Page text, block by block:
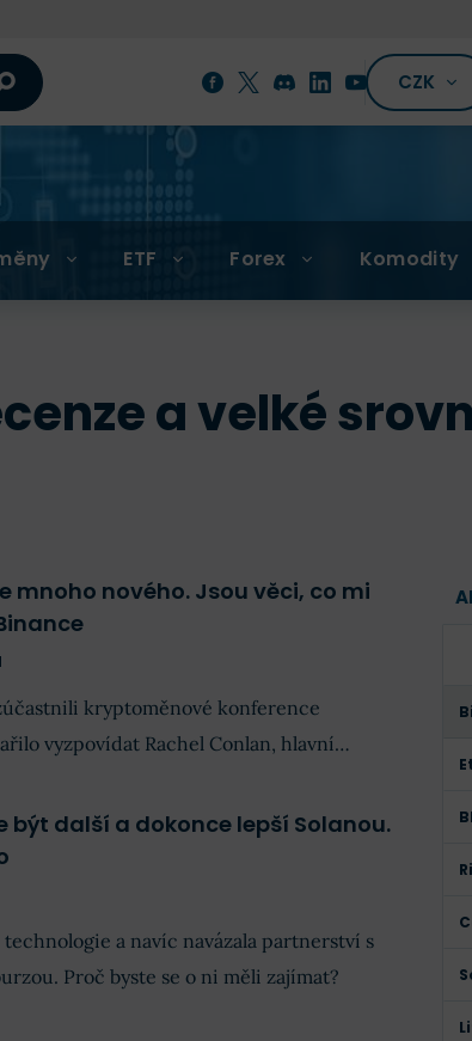
CZK
ETF Forex Komodity
a velké
mnoho nového. Jsou věci, co mi
kryptoměnové konference
vyzpovídat Rachel Conlan, hlavní
být další a dokonce lepší Solanou.
a navíc navázala partnerství s
Proč byste se o ni měli zajímat?